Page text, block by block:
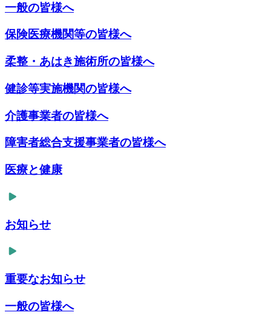
一般の皆様へ
保険医療機関等の皆様へ
柔整・あはき施術所の皆様へ
健診等実施機関の皆様へ
介護事業者の皆様へ
障害者総合支援事業者の皆様へ
医療と健康
お知らせ
重要なお知らせ
一般の皆様へ